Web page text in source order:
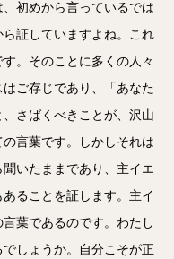
初めから言っているでは
証していますよね。これ
。そのことに多くの人々
ご存じであり、「あなた
さばくべきことが、沢山
言葉です。しかしそれは
いたままであり、主イエ
ることを証します。主イ
葉であるのです。わたし
しょうか。自分こそが正